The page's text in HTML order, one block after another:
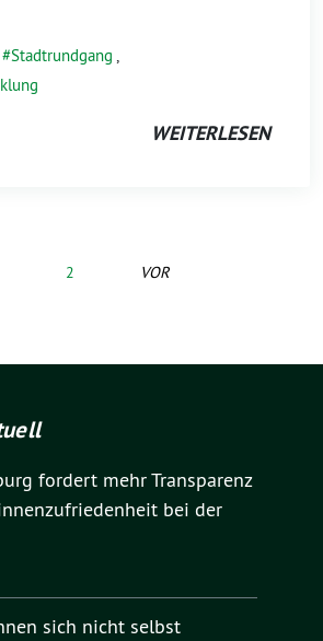
Stadtrundgang ,
WEITERLESEN
2 VOR
fordert mehr Transparenz
bei der
sich nicht selbst